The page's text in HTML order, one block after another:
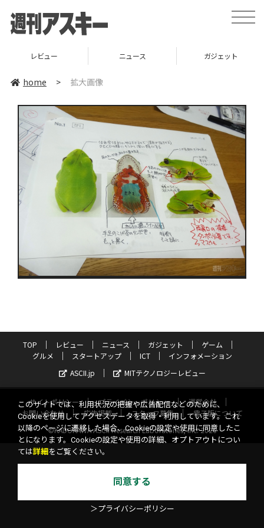
toggle
レビュー ニュース ガジェット
home > 拡大画像
TOP レビュー ニュース ガジェット
ゲーム
グルメ
スタートアップ ICT
インフォメーション
ASCII.jp
MITテクノロジーレビュー
サイトポリシー プライバシーポリシー
運営会社
お問い合わせ
広告掲載 スタッフ募集
電子版について
©KADOKAWA ASCII Research Laboratories, Inc. 2026
このサイトでは、利用状況の把握や広告配信などのために、
Cookieを使用してアクセスデータを取得・利用しています。これ
以降のページに遷移した場合、Cookieの設定や使用に同意したこ
とになります。Cookieの設定や使用の詳細、オプトアウトについ
ては詳細 をご覧ください。
同意する
＞プライバシーポリシー